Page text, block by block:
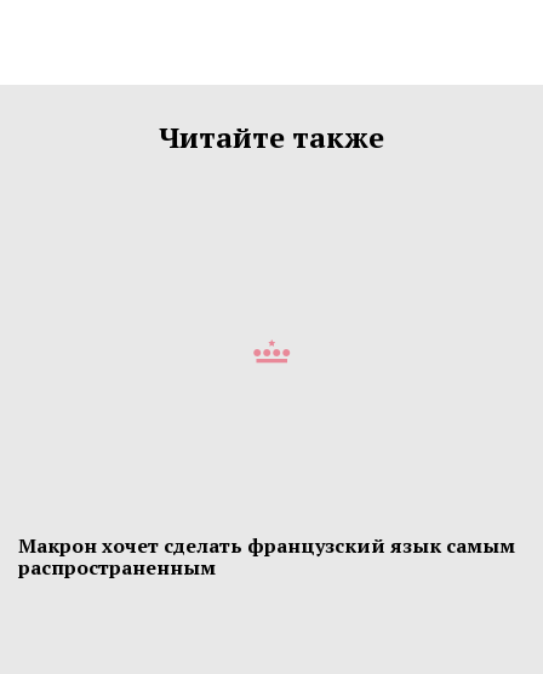
Читайте также
Макрон хочет сделать французский язык самым
распространенным